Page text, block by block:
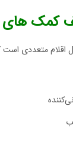
های
متعددی است